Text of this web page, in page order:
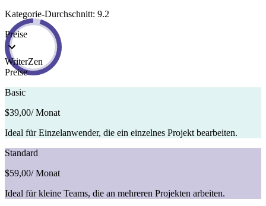
Kategorie-Durchschnitt: 9.2
Preise
WriterZen
Preise
Basic
$39,00/ Monat
Ideal für Einzelanwender, die ein einzelnes Projekt bearbeiten.
Standard
$59,00/ Monat
Ideal für kleine Teams, die an mehreren Projekten arbeiten.